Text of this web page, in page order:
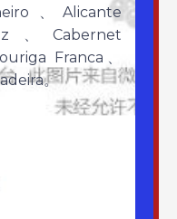
、Alicante
、Cabernet
Franca、
。